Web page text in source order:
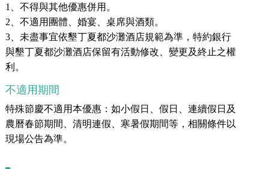
1、不得與其他優惠併用。
2、不適用團體、婚宴、桌席與酒類。
3、未盡事宜依墾丁夏都沙灘酒店規範為準，特約銀行
與墾丁夏都沙灘酒店保留有活動修改、變更及終止之權
利。
不適用期間
特殊節慶不適用本優惠：如小假日、假日、連續假日及
農曆春節期間、清明連假、寒暑假期間等，相關條件以
現場公告為準。